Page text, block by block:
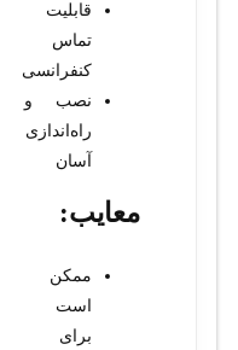
قابلیت
تماس
کنفرانسی
نصب و
راه‌اندازی
آسان
معایب:
ممکن
است
برای